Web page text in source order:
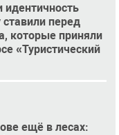
идентичность
перед
которые приняли
«Туристический
ещё в лесах: